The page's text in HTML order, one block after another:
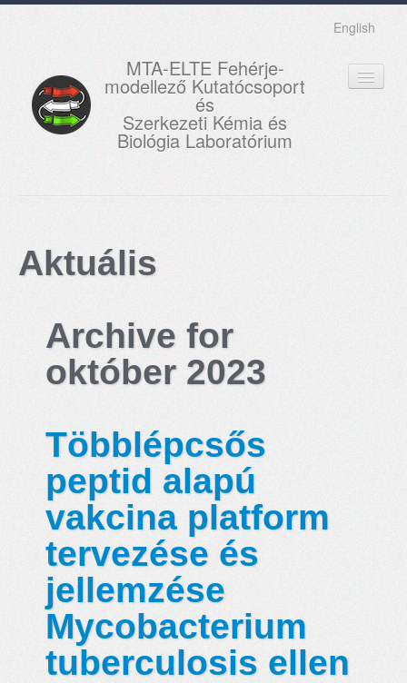
English
MTA-ELTE Fehérje-
modellező Kutatócsoport
és
Szerkezeti Kémia és
Biológia Laboratórium
OKTATÁS
AKTUÁLIS
GALÉRIA
Aktuális
Archive for
október 2023
Többlépcsős
peptid alapú
vakcina platform
tervezése és
jellemzése
Mycobacterium
tuberculosis ellen